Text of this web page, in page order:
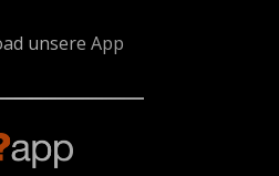
unsere App